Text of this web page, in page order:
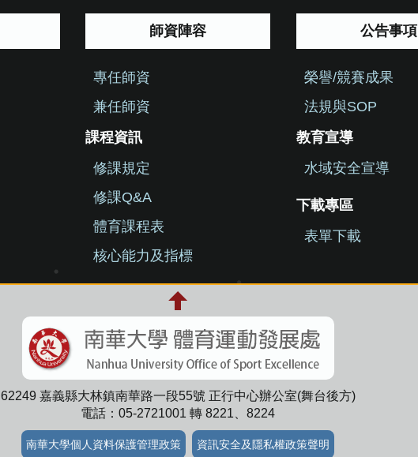
師資陣容
專任師資
兼任師資
課程資訊
修課規定
修課Q&A
體育課程表
核心能力及指標
公告事項
榮譽/競賽成果
法規與SOP
教育宣導
水域安全宣導
下載專區
表單下載
62249 嘉義縣大林鎮南華路一段55號 正行中心辦公室(舞台後方)
電話：05-2721001 轉 8221、8224
南華大學個人資料保護管理政策 資訊安全及隱私權政策聲明